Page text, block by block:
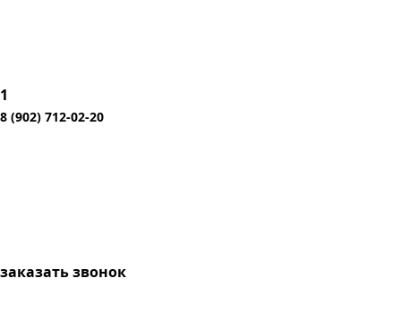
1
8 (902) 712-02-20
заказать звонок